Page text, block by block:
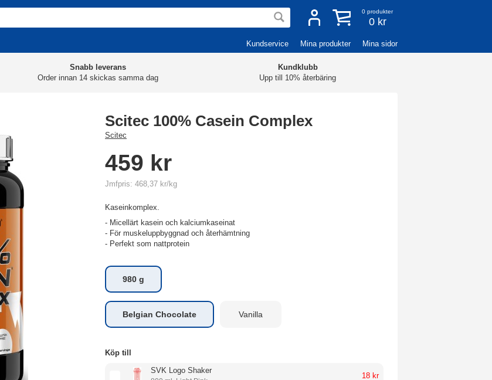
0 produkter
0 kr
Kundservice Mina produkter Mina sidor
Snabb leverans
Order innan 14 skickas samma dag
Kundklubb
Upp till 10% återbäring
Scitec 100% Casein Complex
Scitec
459 kr
Jmfpris: 468,37 kr/kg
Kaseinkomplex.
- Micellärt kasein och kalciumkaseinat
- För muskeluppbyggnad och återhämtning
- Perfekt som nattprotein
980 g
Belgian Chocolate Vanilla
Köp till
SVK Logo Shaker
18 kr